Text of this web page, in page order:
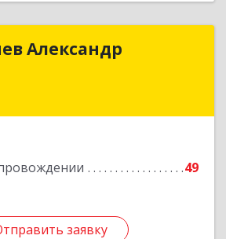
Александр
49
заявку
Александр
Подробнее
заявку